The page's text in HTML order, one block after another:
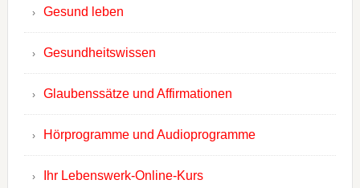
Gesund leben
Gesundheitswissen
Glaubenssätze und Affirmationen
Hörprogramme und Audioprogramme
Ihr Lebenswerk-Online-Kurs